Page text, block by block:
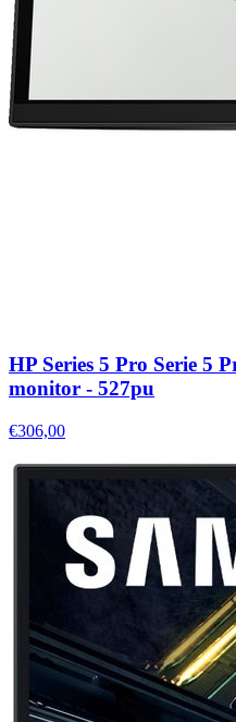
HP Series 5 Pro Serie 5
monitor - 527pu
€306,00